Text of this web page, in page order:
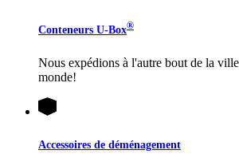
Conteneurs U-Box®
Nous expédions à l'autre bout de la
monde!
Accessoires de déménagement